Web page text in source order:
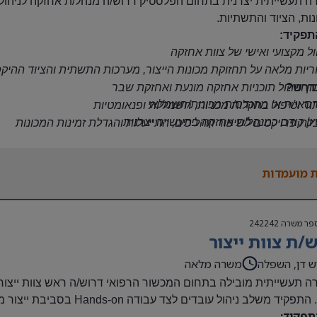
הציוד והתשתיות.
מקצועי ואישי של צוות אחזקה
מלאה על תחזוקת מכונות הייצור, מערכות התשתית והציוד
וניהול תוכניות אחזקה מונעת ואחזקת שבר
וטיפול בתקלות מכניות, חשמליות ופנאומטיות
פרויקטים לשיפור תהליכים, התייעלות והגדלת זמינות המכונות
ת או מהנדס/ת מכונות/חשמלאי
קודם כמנהל/ת אחזקה בתעשייה יצרנית
במערכות הידראוליקה ופנאומטיקה
מועמדות
משרה 242242
ת צוות ייצור
דן, השפלה משרה מלאה
תעשייתית מובילה בתחום המכשור הרפואי דרוש/ה ראש צוות
Hands-on בסביבת